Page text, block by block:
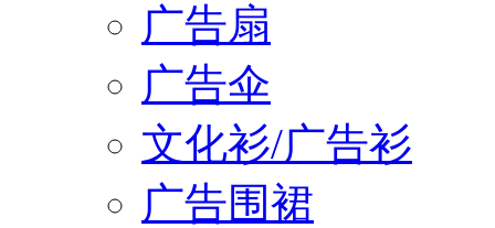
广告扇
广告伞
文化衫/广告衫
广告围裙